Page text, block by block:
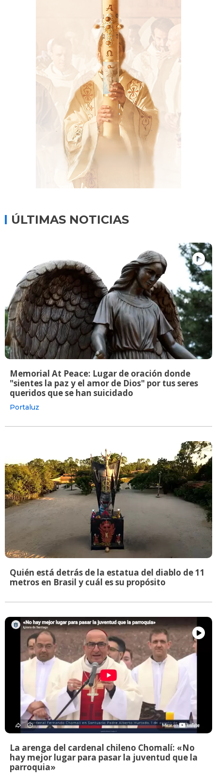
ÚLTIMAS NOTICIAS
Memorial At Peace: Lugar de oración donde
"sientes la paz y el amor de Dios" por tus seres
queridos que se han suicidado
Portaluz
Quién está detrás de la estatua del diablo de 11
metros en Brasil y cuál es su propósito
La arenga del cardenal chileno Chomalí: «No
hay mejor lugar para pasar la juventud que la
parroquia»